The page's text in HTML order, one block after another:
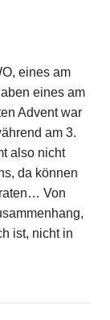
eines am
eines am
Advent war
am 3.
also nicht
da können
Von
ist, nicht in